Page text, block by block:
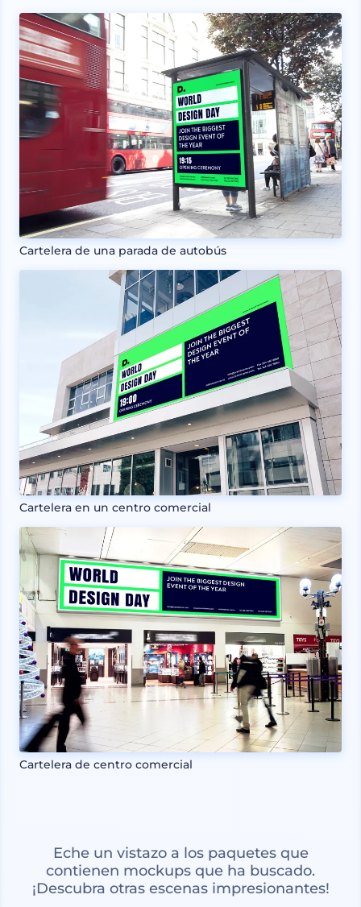
Cartelera de una parada de autobús
Cartelera en un centro comercial
Cartelera de centro comercial
Eche un vistazo a los paquetes que
contienen mockups que ha buscado.
¡Descubra otras escenas impresionantes!